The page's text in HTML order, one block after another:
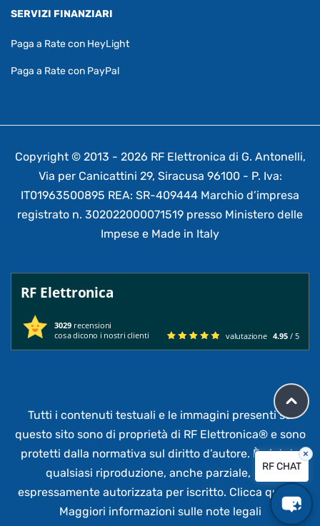
SERVIZI FINANZIARI
Paga a Rate con HeyLight
Paga a Rate con PayPal
Copyright © 2013 - 2026 RF Elettronica di G. Antonelli,
Via per Canicattini 29, Siracusa 96100 - P. Iva:
IT01963500895 REA: SR-409444 Marchio d’impresa
registrato n. 302022000071519 presso Ministero delle
Impese e Made in Italy
RF Elettronica
3029 recensioni
cosa dicono i nostri clienti
valutazione 4.95 / 5
Tutti i contenuti testuali e le immagini presenti su
questo sito sono di proprietà di RF Elettronica® e sono
protetti dalla normativa sul diritto d’autore. È vietata
qualsiasi riproduzione, anche parziale,
non
espressamente autorizzata per iscritto. Clicca qui per
Maggiori informazioni sulle note legali
RF CHAT
×